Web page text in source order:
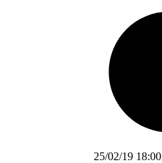
25/02/19 18:00